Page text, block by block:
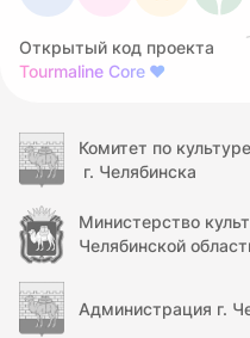
Открытый код проекта
Tourmaline Core ❤
Комитет по культуре
г. Челябинска
Министерство
Челябинской
Администрация г.